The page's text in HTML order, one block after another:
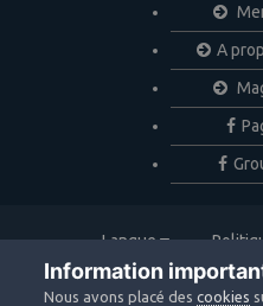
A
Langue
Nous
Copyright ©
Information
Nous avons placé descookies